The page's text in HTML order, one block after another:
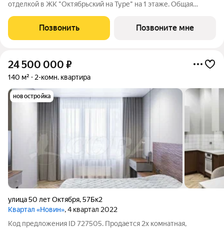
отделкой в ЖК "Октябрьский на Туре" на 1 этаже. Общая
кухни-столовой: 43.92 кв.м. Угловая квартира, идеально
подойдет любителям тишины и
Позвонить Позвоните мне
24 500 000 ₽
140 м² 2-комн. квартира
новостройка
улица 50 лет Октября,57Бк2
Квартал «Новин», 4 квартал 2022
Код предложения ID 727505. Продается 2х комнатная,